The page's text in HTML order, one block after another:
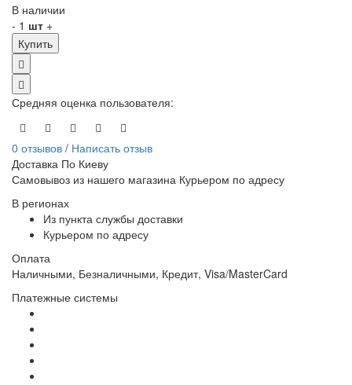
В наличии
- 1 шт +
Купить
Средняя оценка пользователя:
0 отзывов / Написать отзыв
Доставка По Киеву
Самовывоз из нашего магазина Курьером по адресу
В регионах
Из пункта службы доставки
Курьером по адресу
Оплата
Наличными, Безналичными, Кредит, Visa/MasterCard
Платежные системы